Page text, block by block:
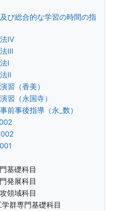
び総合的な学習の時間の指
IV
III
I
II
習（香美）
習（永国寺）
前事後指導（永_数）
基礎科目
発展科目
領域科目
群専門基礎科目